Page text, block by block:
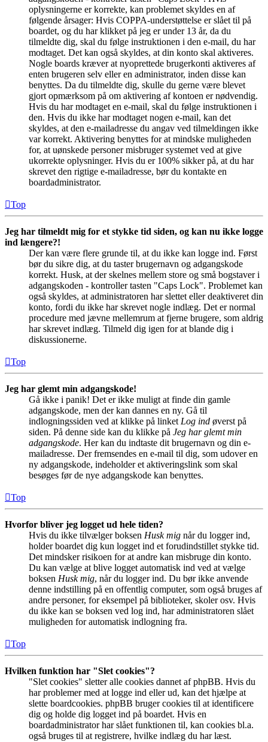
oplysningerne er korrekte, kan problemet skyldes en af
følgende årsager: Hvis COPPA-understøttelse er slået til på
boardet, og du har klikket på jeg er under 13 år, da du
tilmeldte dig, skal du følge instruktionen i den e-mail, du har
modtaget. Det kan også skyldes, at din konto skal aktiveres.
Nogle boards kræver at nyoprettede brugerkonti aktiveres af
enten brugeren selv eller en administrator, inden disse kan
benyttes. Da du tilmeldte dig, skulle du gerne være blevet
gjort opmærksom på om aktivering af kontoen er nødvendig.
Hvis du har modtaget en e-mail, skal du følge instruktionen i
den. Hvis du ikke har modtaget nogen e-mail, kan det
skyldes, at den e-mailadresse du angav ved tilmeldingen ikke
var korrekt. Aktivering benyttes for at mindske muligheden
for, at uønskede personer misbruger systemet ved at give
ukorrekte oplysninger. Hvis du er 100% sikker på, at du har
skrevet den rigtige e-mailadresse, bør du kontakte en
boardadministrator.
Top
Jeg har tilmeldt mig for et stykke tid siden, og kan nu ikke logge
ind længere?!
Der kan være flere grunde til, at du ikke kan logge ind. Først
bør du sikre dig, at du taster brugernavn og adgangskode
korrekt. Husk, at der skelnes mellem store og små bogstaver i
adgangskoden - kontroller tasten "Caps Lock". Problemet kan
også skyldes, at administratoren har slettet eller deaktiveret din
konto, fordi du ikke har skrevet nogle indlæg. Det er normal
procedure med jævne mellemrum at fjerne brugere, som aldrig
har skrevet indlæg. Tilmeld dig igen for at blande dig i
diskussionerne.
Top
Jeg har glemt min adgangskode!
Gå ikke i panik! Det er ikke muligt at finde din gamle
adgangskode, men der kan dannes en ny. Gå til
indlogningssiden ved at klikke på linket Log ind øverst på
siden. På denne side kan du klikke på Jeg har glemt min
adgangskode. Her kan du indtaste dit brugernavn og din e-
mailadresse. Der fremsendes en e-mail til dig, som udover en
ny adgangskode, indeholder et aktiveringslink som skal
besøges før de nye adgangskode kan benyttes.
Top
Hvorfor bliver jeg logget ud hele tiden?
Hvis du ikke tilvælger boksen Husk mig når du logger ind,
holder boardet dig kun logget ind et forudindstillet stykke tid.
Det mindsker risikoen for at andre kan misbruge din konto.
Du kan vælge at blive logget automatisk ind ved at vælge
boksen Husk mig, når du logger ind. Du bør ikke anvende
denne indstilling på en offentlig computer, som også bruges af
andre personer, for eksempel på biblioteker, skoler osv. Hvis
du ikke kan se boksen ved log ind, har administratoren slået
muligheden for automatisk indlogning fra.
Top
Hvilken funktion har "Slet cookies"?
"Slet cookies" sletter alle cookies dannet af phpBB. Hvis du
har problemer med at logge ind eller ud, kan det hjælpe at
slette boardcookies. phpBB bruger cookies til at identificere
dig og holde dig logget ind på boardet. Hvis en
boardadministrator har slået funktionen til, kan cookies bl.a.
også bruges til at registrere, hvilke indlæg du har læst.